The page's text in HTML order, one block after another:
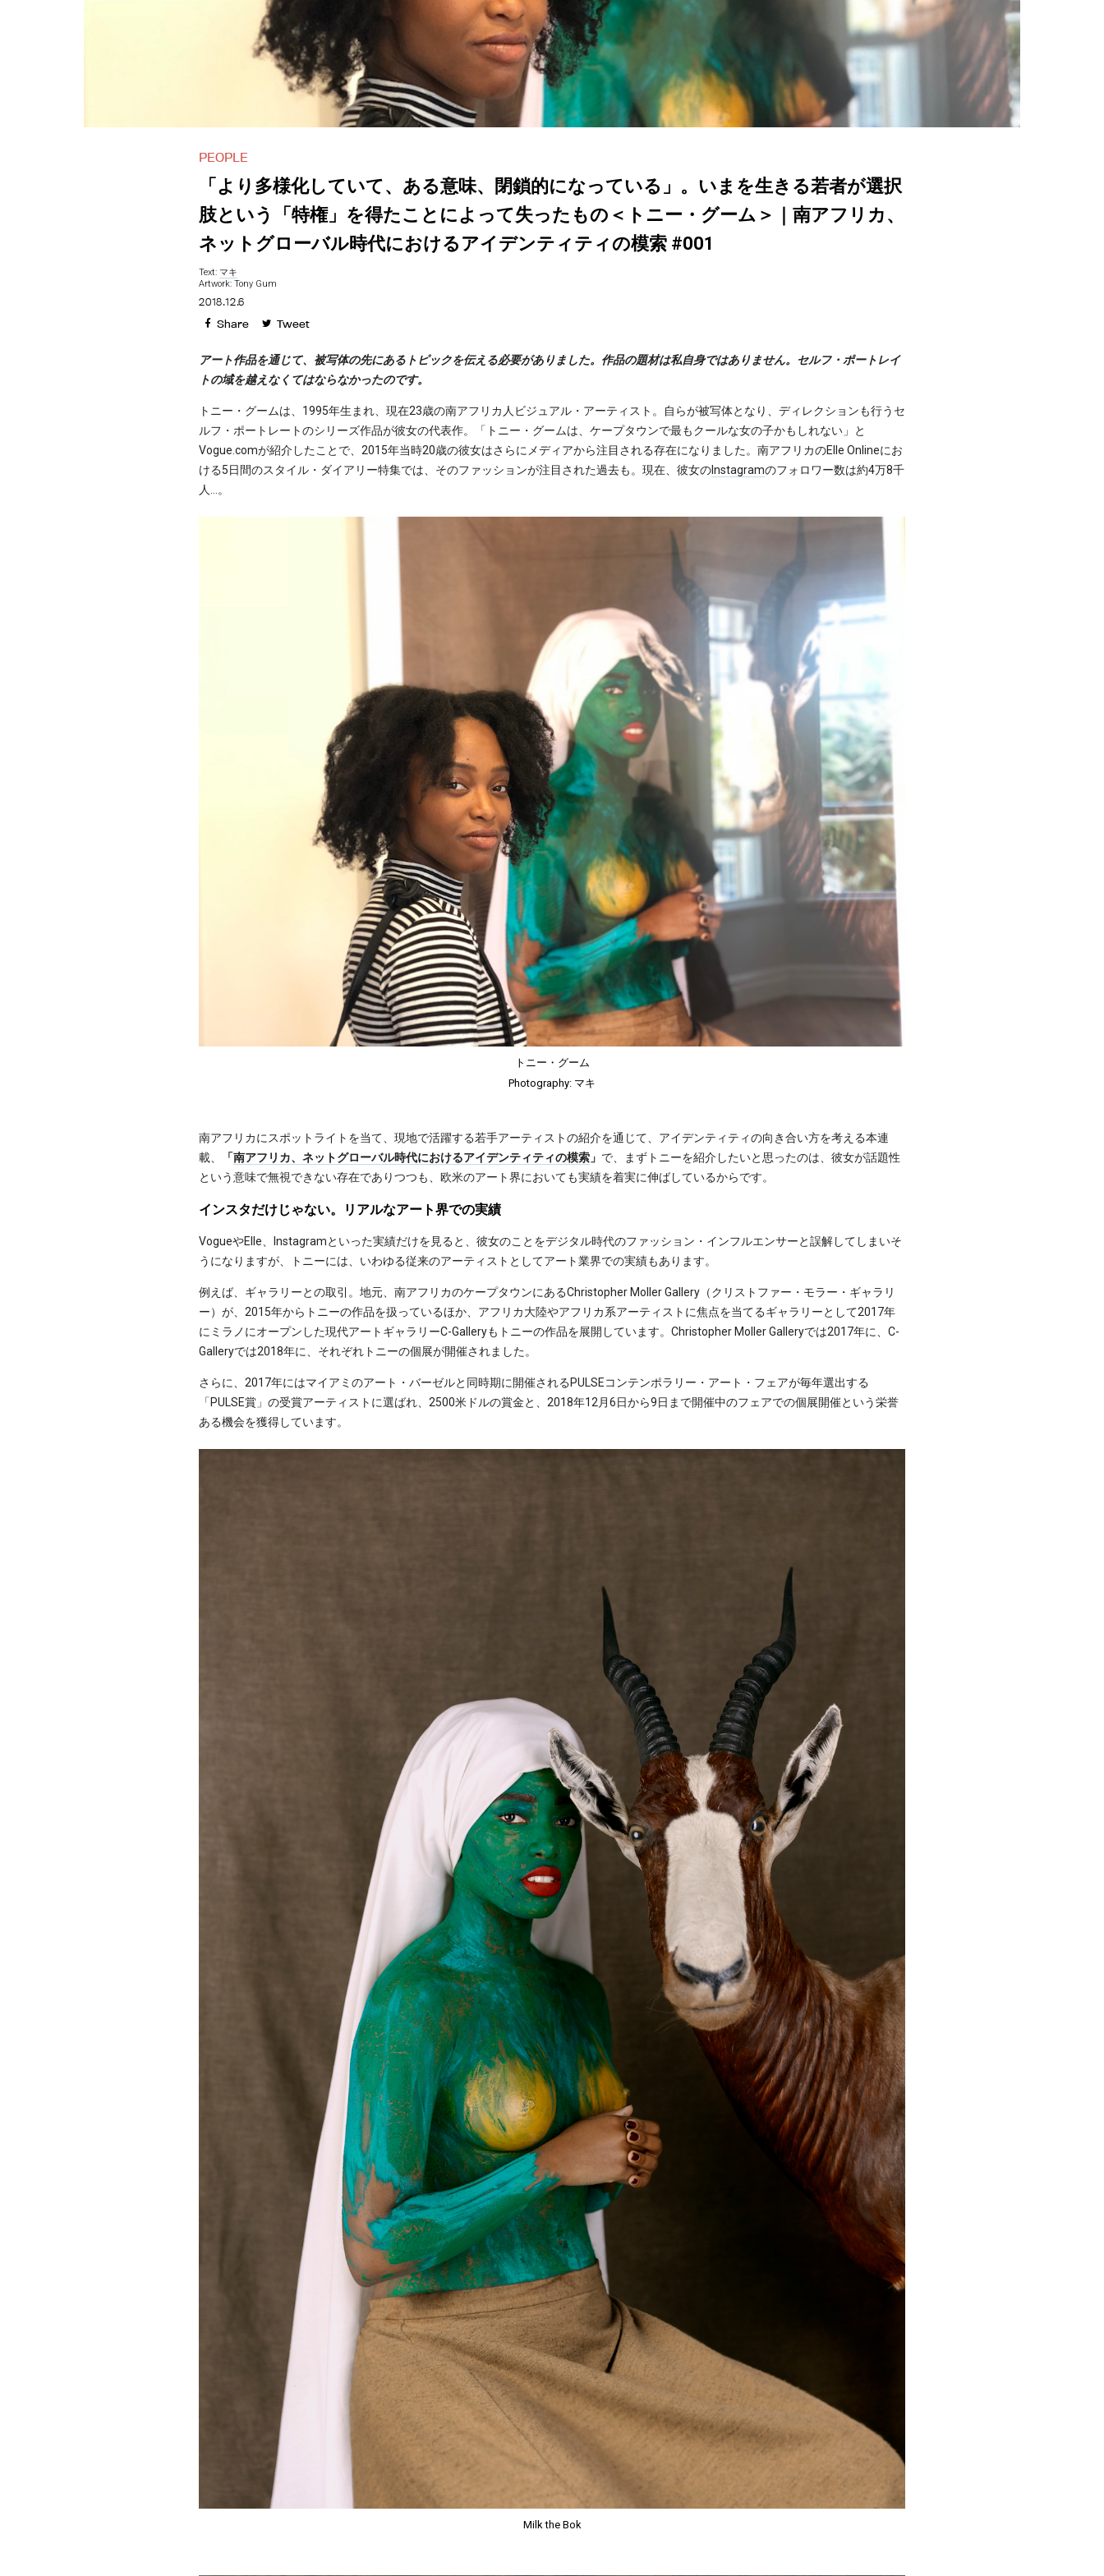
PEOPLE
「より多様化していて、ある意味、閉鎖的になっている」。いまを生きる若者が選択
肢という「特権」を得たことによって失ったもの＜トニー・グーム＞｜南アフリカ、
ネットグローバル時代におけるアイデンティティの模索 #001
Text: マキ
Artwork: Tony Gum
2018.12.6
Share Tweet
アート作品を通じて、被写体の先にあるトピックを伝える必要がありました。作品の題材は私自身ではありません。セルフ・ポートレイ
トの域を越えなくてはならなかったのです。
トニー・グームは、1995年生まれ、現在23歳の南アフリカ人ビジュアル・アーティスト。自らが被写体となり、ディレクションも行うセ
ルフ・ポートレートのシリーズ作品が彼女の代表作。「トニー・グームは、ケープタウンで最もクールな女の子かもしれない」と
Vogue.comが紹介したことで、2015年当時20歳の彼女はさらにメディアから注目される存在になりました。南アフリカのElle Onlineにお
ける5日間のスタイル・ダイアリー特集では、そのファッションが注目された過去も。現在、彼女のInstagramのフォロワー数は約4万8千
人…。
トニー・グーム
Photography: マキ
南アフリカにスポットライトを当て、現地で活躍する若手アーティストの紹介を通じて、アイデンティティの向き合い方を考える本連
載、
「南アフリカ、ネットグローバル時代におけるアイデンティティの模索 」 で、まずトニーを紹介したいと思ったのは、彼女が話題性
という意味で無視できない存在でありつつも、欧米のアート界においても実績を着実に伸ばしているからです。
インスタだけじゃない。リアルなアート界での実績
VogueやElle、Instagramといった実績だけを見ると、彼女のことをデジタル時代のファッション・インフルエンサーと誤解してしまいそ
うになりますが、トニーには、いわゆる従来のアーティストとしてアート業界での実績もあります。
例えば、ギャラリーとの取引。地元、南アフリカのケープタウンにあるChristopher Moller Gallery（クリストファー・モラー・ギャラリ
ー）が、2015年からトニーの作品を扱っているほか、アフリカ大陸やアフリカ系アーティストに焦点を当てるギャラリーとして2017年
にミラノにオープンした現代アートギャラリーC-Galleryもトニーの作品を展開しています。Christopher Moller Galleryでは2017年に、C-
Galleryでは2018年に、それぞれトニーの個展が開催されました。
さらに、2017年にはマイアミのアート・バーゼルと同時期に開催されるPULSEコンテンポラリー・アート・フェアが毎年選出する
「PULSE賞」の受賞アーティストに選ばれ、2500米ドルの賞金と、2018年12月6日から9日まで開催中のフェアでの個展開催という栄誉
ある機会を獲得しています。
Milk the Bok